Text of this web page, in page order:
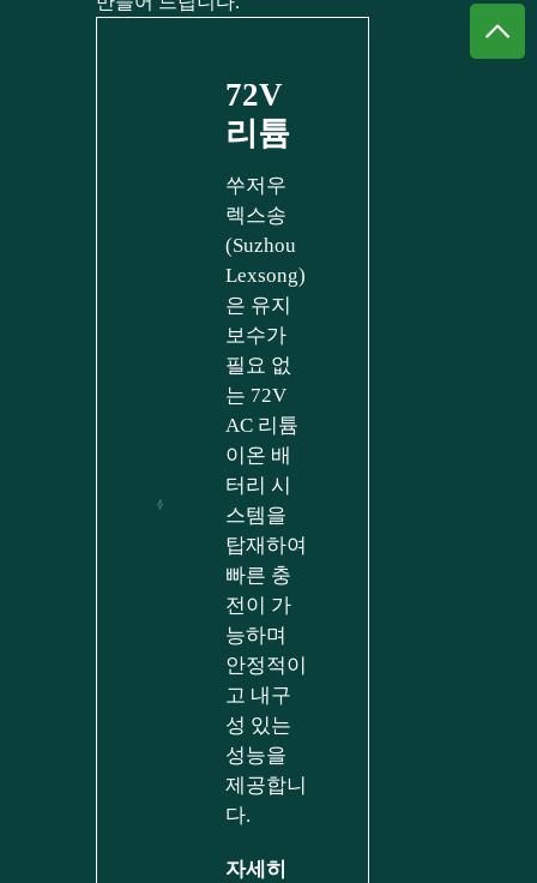
72V
리튬
쑤저우
렉스송
(Suzhou
Lexsong)
은 유지
보수가
필요 없
는 72V
AC 리튬
이온 배
터리 시
스템을
탑재하여
빠른 충
전이 가
능하며
안정적이
고 내구
성 있는
성능을
제공합니
다.
자세히